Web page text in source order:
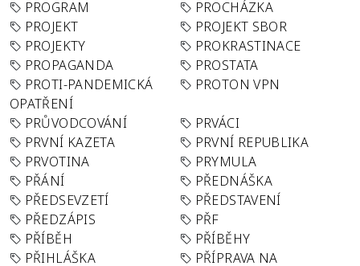
PROGRAM
PROCHÁZKA
PROJEKT
PROJEKT SBOR
PROJEKTY
PROKRASTINACE
PROPAGANDA
PROSTATA
PROTI-PANDEMICKÁ
OPATŘENÍ
PROTON VPN
PRŮVODCOVÁNÍ
PRVÁCI
PRVNÍ KAZETA
PRVNÍ REPUBLIKA
PRVOTINA
PRYMULA
PŘÁNÍ
PŘEDNÁŠKA
PŘEDSEVZETÍ
PŘEDSTAVENÍ
PŘEDZÁPIS
PŘF
PŘÍBĚH
PŘÍBĚHY
PŘIHLÁŠKA
PŘÍPRAVA NA